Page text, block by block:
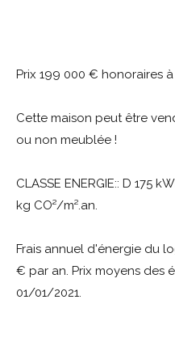
Prix 199 000 € honoraires
Cette maison peut être
ou non meublée !
CLASSE ENERGIE:: D 175
kg CO²/m².an.
Frais annuel d'énergie du
€ par an. Prix moyens des
01/01/2021.